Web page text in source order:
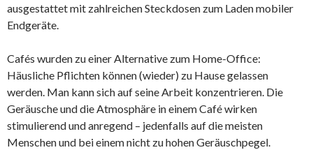
ausgestattet mit zahlreichen Steckdosen zum Laden mobiler
Endgeräte.
Cafés wurden zu einer Alternative zum Home-Office:
Häusliche Pflichten können (wieder) zu Hause gelassen
werden. Man kann sich auf seine Arbeit konzentrieren. Die
Geräusche und die Atmosphäre in einem Café wirken
stimulierend und anregend – jedenfalls auf die meisten
Menschen und bei einem nicht zu hohen Geräuschpegel.